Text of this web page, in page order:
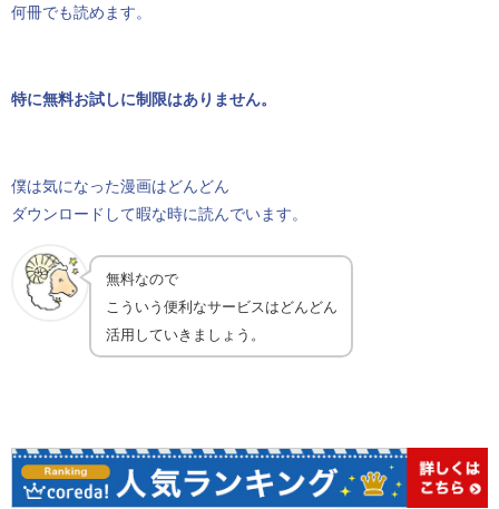
何冊でも読めます。
特に無料お試しに制限はありません。
僕は気になった漫画はどんどん
ダウンロードして暇な時に読んでいます。
無料なので
こういう便利なサービスはどんどん
活用していきましょう。